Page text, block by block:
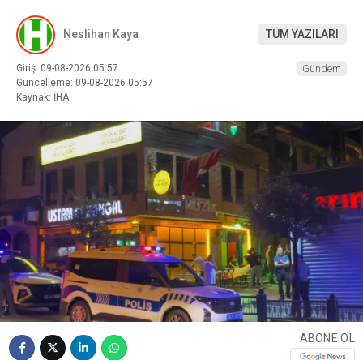
Neslihan Kaya TÜM YAZILARI
Giriş: 09-08-2026 05:57
Güncelleme: 09-08-2026 05:57
Kaynak: İHA
Gündem
ABONE OL